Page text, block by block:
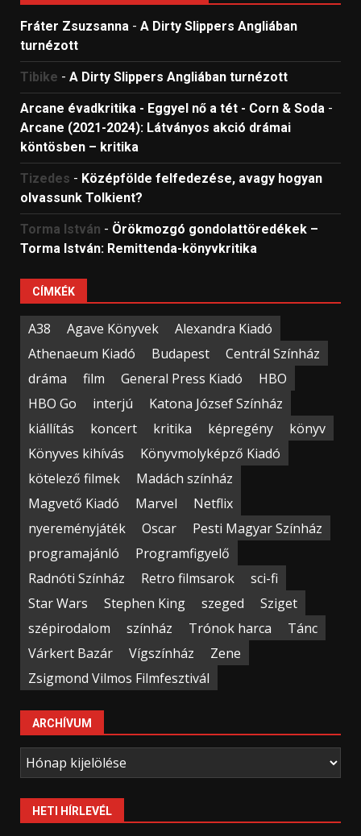
Fráter Zsuzsanna - A Dirty Slippers Angliában
turnézott
Tibike - A Dirty Slippers Angliában turnézott
Arcane évadkritika - Eggyel nő a tét - Corn & Soda -
Arcane (2021-2024): Látványos akció drámai
köntösben – kritika
Tizedes - Középfölde felfedezése, avagy hogyan
olvassunk Tolkient?
Torma István - Örökmozgó gondolattöredékek –
Torma István: Remittenda-könyvkritika
CÍMKÉK
A38 Agave Könyvek
Alexandra Kiadó
Athenaeum Kiadó
Budapest
Centrál Színház
dráma
film General Press Kiadó
HBO
HBO Go
interjú
Katona József Színház
kiállítás
koncert kritika képregény
könyv
Könyves kihívás
Könyvmolyképző Kiadó
kötelező filmek
Madách színház
Magvető Kiadó
Marvel
Netflix
nyereményjáték
Oscar
Pesti Magyar Színház
programajánló
Programfigyelő
Radnóti Színház
Retro filmsarok
sci-fi
Star Wars
Stephen King szeged
Sziget
szépirodalom
színház Trónok harca
Tánc
Várkert Bazár
Vígszínház
Zene
Zsigmond Vilmos Filmfesztivál
ARCHÍVUM
Archívum
HETI HÍRLEVÉL